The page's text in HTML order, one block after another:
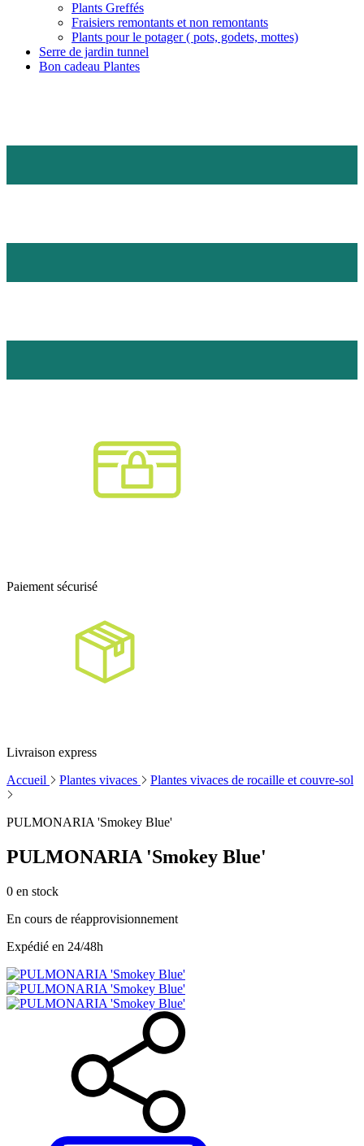
Plants Greffés
Fraisiers remontants et non remontants
Plants pour le potager ( pots, godets, mottes)
Serre de jardin tunnel
Bon cadeau Plantes
Paiement sécurisé
Livraison express
Accueil
Plantes vivaces Plantes vivaces de rocaille et couvre-sol
PULMONARIA 'Smokey Blue'
PULMONARIA 'Smokey Blue'
0 en stock
En cours de réapprovisionnement
Expédié en 24/48h